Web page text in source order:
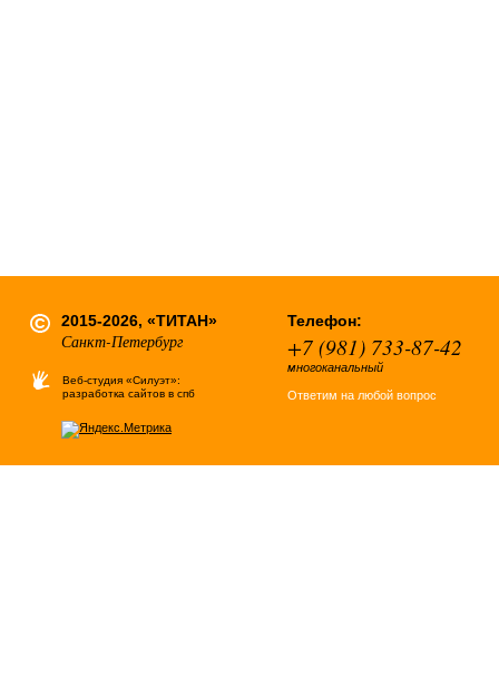
2015-2026, «ТИТАН»
Санкт-Петербург
Веб-студия «Силуэт»:
разработка сайтов в спб
Телефон:
+7 (981) 733-87-42
многоканальный
Ответим на любой вопрос